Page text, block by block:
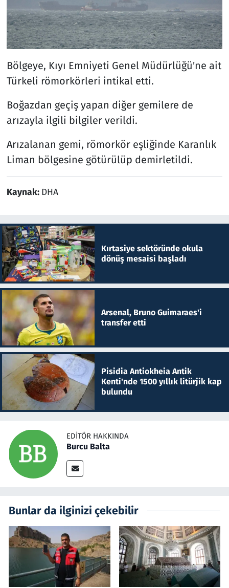
Bölgeye, Kıyı Emniyeti Genel Müdürlüğü'ne ait
Türkeli römorkörleri intikal etti.
Boğazdan geçiş yapan diğer gemilere de
arızayla ilgili bilgiler verildi.
Arızalanan gemi, römorkör eşliğinde Karanlık
Liman bölgesine götürülüp demirletildi.
Kaynak: DHA
Kırtasiye sektöründe okula
dönüş mesaisi başladı
Arsenal, Bruno Guimaraes'i
transfer etti
Pisidia Antiokheia Antik
Kenti'nde 1500 yıllık litürjik kap
bulundu
EDITÖR HAKKINDA
Burcu Balta
Bunlar da ilginizi çekebilir